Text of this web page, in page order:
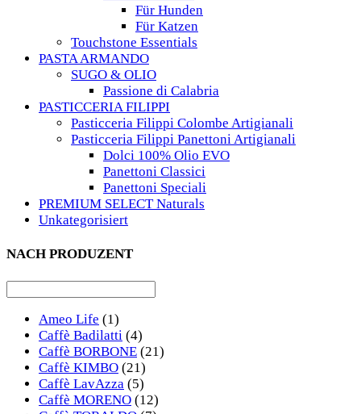
Für Hunden
Für Katzen
Touchstone Essentials
PASTA ARMANDO
SUGO & OLIO
Passione di Calabria
PASTICCERIA FILIPPI
Pasticceria Filippi Colombe Artigianali
Pasticceria Filippi Panettoni Artigianali
Dolci 100% Olio EVO
Panettoni Classici
Panettoni Speciali
PREMIUM SELECT Naturals
Unkategorisiert
NACH PRODUZENT
Ameo Life (1)
Caffè Badilatti (4)
Caffè BORBONE (21)
Caffè KIMBO (21)
Caffè LavAzza (5)
Caffè MORENO (12)